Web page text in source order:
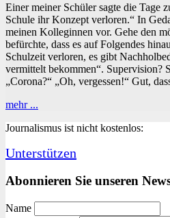
Einer meiner Schüler sagte die Tage
Schule ihr Konzept verloren.“ In
meinen Kolleginnen vor. Gehe den
befürchte, dass es auf Folgendes
Schulzeit verloren, es gibt
vermittelt bekommen“. Supervision?
„Corona?“ „Oh, vergessen!“ Gut,
mehr ...
es
an
Schulen?
Journalismus ist nicht kostenlos:
Unterstützen
Abonnieren Sie unseren
Name